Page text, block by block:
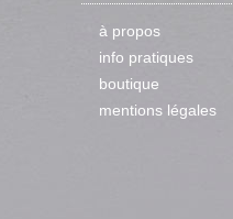
à propos
info pratiques
boutique
mentions légales